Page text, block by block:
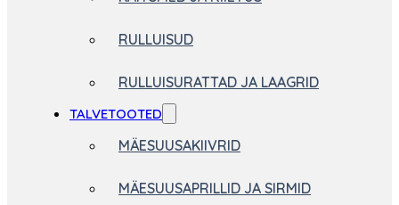
RULLUISUD
RULLUISURATTAD JA LAAGRID
TALVETOOTED
MÄESUUSAKIIVRID
MÄESUUSAPRILLID JA SIRMID